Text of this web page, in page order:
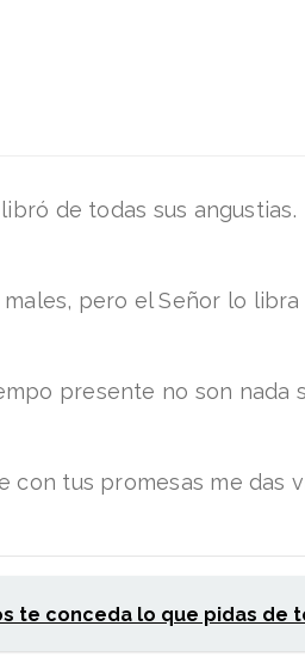
de todas sus angustias.
pero el Señor lo
presente no son
con tus promesas me das
te conceda lo que pidas de